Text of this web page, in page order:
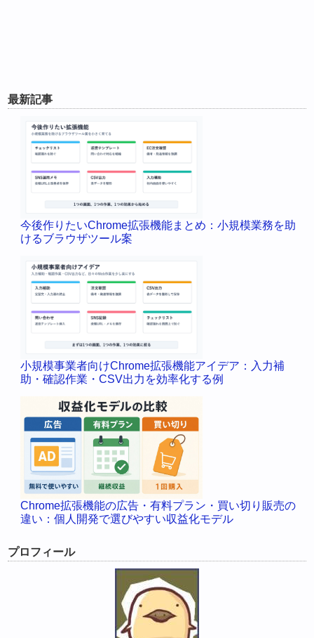
最新記事
今後作りたいChrome拡張機能まとめ：小規模業務を助
けるブラウザツール案
小規模事業者向けChrome拡張機能アイデア：入力補
助・確認作業・CSV出力を効率化する例
Chrome拡張機能の広告・有料プラン・買い切り販売の
違い：個人開発で選びやすい収益化モデル
プロフィール